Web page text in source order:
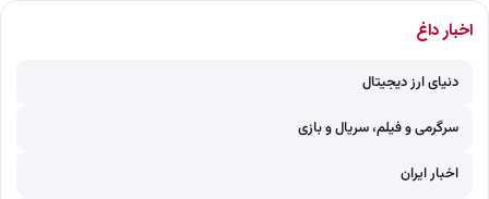
اخبار داغ
دنیای ارز دیجیتال
سرگرمی و فیلم، سریال و بازی
اخبار ایران